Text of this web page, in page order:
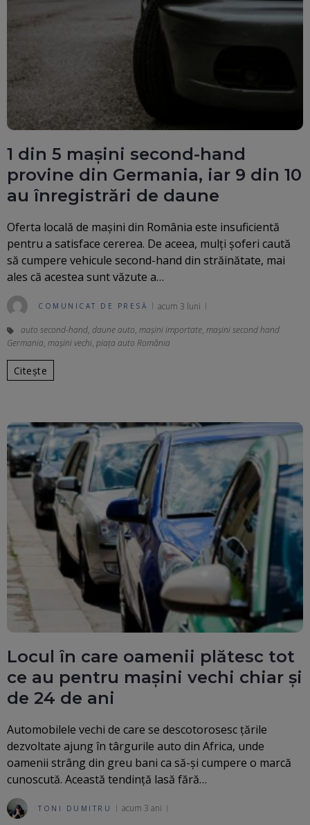
1 din 5 mașini second-hand
provine din Germania, iar 9 din 10
au înregistrări de daune
Oferta locală de mașini din România este insuficientă
pentru a satisface cererea. De aceea, mulți șoferi caută
să cumpere vehicule second-hand din străinătate, mai
ales că acestea sunt văzute a…
COMUNICAT DE PRESĂ acum 3 luni
auto second-hand, daune auto, maşini importate, maşini second hand
Germania, maşini vechi, piața auto România
Citește
Locul în care oamenii plătesc tot
ce au pentru mașini vechi chiar și
de 24 de ani
Automobilele vechi de care se descotorosesc țările
dezvoltate ajung în târgurile auto din Africa, unde
oamenii strâng din greu bani ca să-și cumpere o marcă
cunoscută. Această tendință lasă fără…
TONI DUMITRU acum 3 ani